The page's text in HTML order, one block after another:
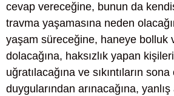
cevap vereceğine, bunun da
travma yaşamasına neden
yaşam süreceğine, haneye bolluk
dolacağına, haksızlık yapan
uğratılacağına ve sıkıntıların
duygularından arınacağına,